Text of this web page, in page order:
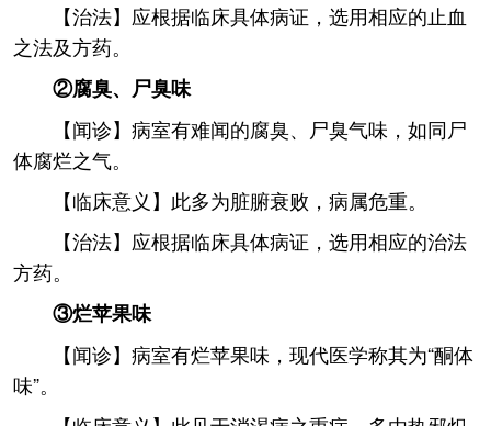
【治法】应根据临床具体病证，选用相应的止血
之法及方药。
②腐臭、尸臭味
【闻诊】病室有难闻的腐臭、尸臭气味，如同尸
体腐烂之气。
【临床意义】此多为脏腑衰败，病属危重。
【治法】应根据临床具体病证，选用相应的治法
方药。
③烂苹果味
【闻诊】病室有烂苹果味，现代医学称其为“酮体
味”。